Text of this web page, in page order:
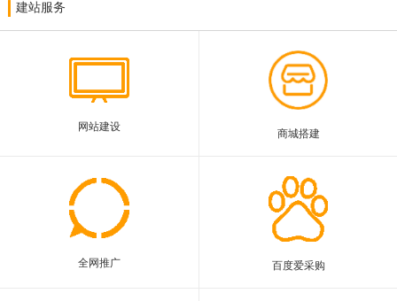
精英团体
工作机会
建站服务
网站建设
商城搭建
全网推广 百度爱采购